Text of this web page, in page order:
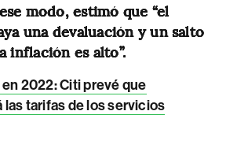
modo, estimó que “el
una devaluación y un salto
inflación es alto”.
2022: Citi prevé que
tarifas de los servicios